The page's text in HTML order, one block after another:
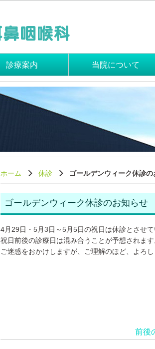
診療案内 当院について
ホーム 休診 ゴールデンウィーク休診
ゴールデンウィーク休診のお知らせ
4月29日・5月3日～5月5日の祝日は休診とさせて
祝日前後の診療日は混み合うことが予想されます
ご迷惑をおかけしますが、ご理解のほど、よろし
前後